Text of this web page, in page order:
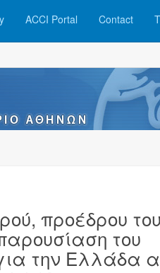
ACCI Portal Contact
προέδρου
του
την Ελλάδα